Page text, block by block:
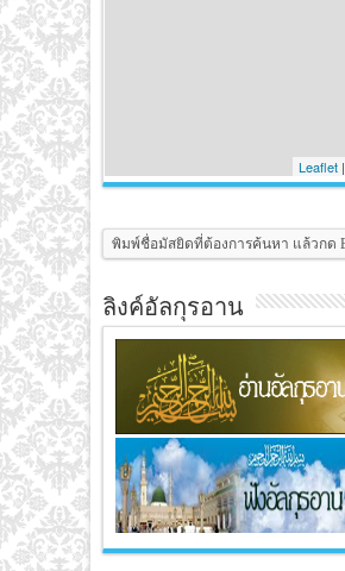
Leaflet|
ลิงค์อัลกุรอาน